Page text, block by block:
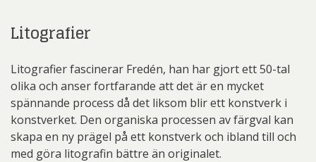
Litografier
Litografier fascinerar Fredén, han har gjort ett 50-tal
olika och anser fortfarande att det är en mycket
spännande process då det liksom blir ett konstverk i
konstverket. Den organiska processen av färgval kan
skapa en ny prägel på ett konstverk och ibland till och
med göra litografin bättre än originalet.